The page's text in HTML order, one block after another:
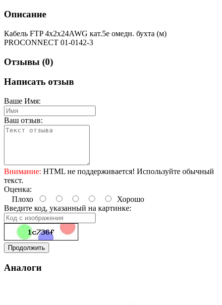
Описание
Кабель FTP 4х2х24AWG кат.5e омедн. бухта (м)
PROCONNECT 01-0142-3
Отзывы (0)
Написать отзыв
Ваше Имя:
Ваш отзыв:
Внимание: HTML не поддерживается! Используйте обычный
текст.
Оценка:
Плохо
Хорошо
Введите код, указанный на картинке:
Продолжить
Аналоги